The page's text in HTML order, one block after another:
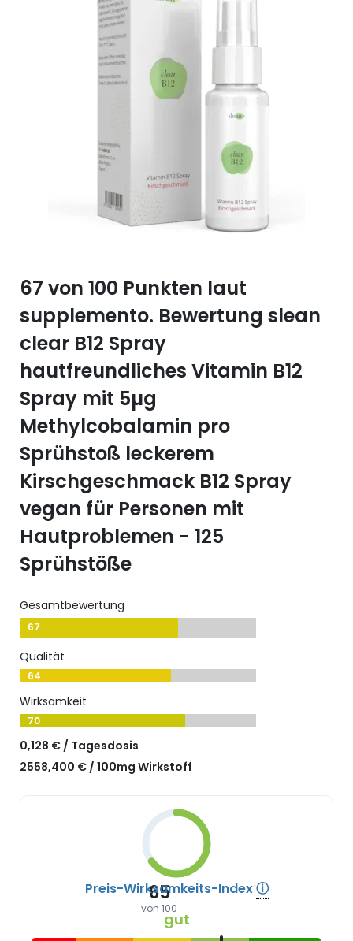
Selen (Se)
Silicium (Si)
Zink (Zn)
Vitamin B12
Vitamin C
Vitamin D
Vitamin K
Vitamin Q (Q10)
67 von 100 Punkten laut
supplemento. Bewertung slean
clear B12 Spray
hautfreundliches Vitamin B12
Spray mit 5µg
Methylcobalamin pro
Sprühstoß leckerem
Kirschgeschmack B12 Spray
vegan für Personen mit
Hautproblemen - 125
Sprühstöße
Gesamtbewertung
67
Qualität
64
Wirksamkeit
70
0,128 € / Tagesdosis
2558,400 € / 100mg Wirkstoff
65
von 100
Preis-Wirksamkeits-Indexⓘ
gut